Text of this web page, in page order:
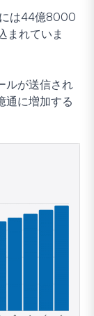
は44億8000
まれていま
ルが送信され
通に増加する